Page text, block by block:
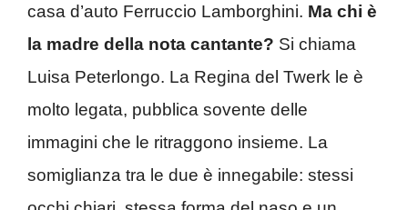
casa d’auto Ferruccio Lamborghini. Ma chi è
la madre della nota cantante? Si chiama
Luisa Peterlongo. La Regina del Twerk le è
molto legata, pubblica sovente delle
immagini che le ritraggono insieme. La
somiglianza tra le due è innegabile: stessi